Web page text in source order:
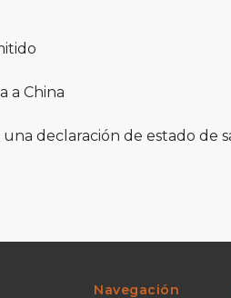
a China
declaración de estado
Navegación